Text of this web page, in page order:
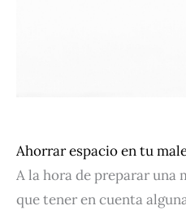
Ahorrar espacio en tu
A la hora de preparar una
que tener en cuenta